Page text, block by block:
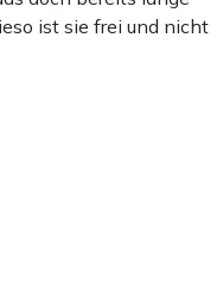
ist sie frei und nicht